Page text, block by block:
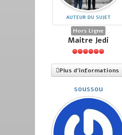
AUTEUR DU SUJET
Hors Ligne
Maitre Jedi
Plus d'informations
soussou